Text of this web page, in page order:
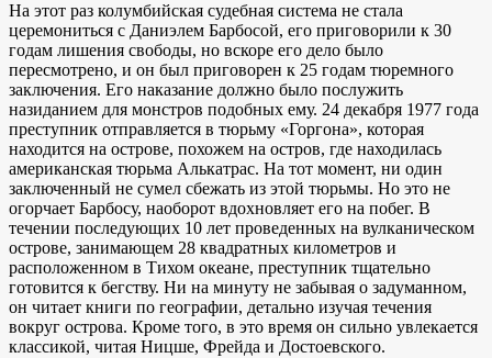
На этот раз колумбийская судебная система не стала
церемониться с Даниэлем Барбосой, его приговорили к 30
годам лишения свободы, но вскоре его дело было
пересмотрено, и он был приговорен к 25 годам тюремного
заключения. Его наказание должно было послужить
назиданием для монстров подобных ему. 24 декабря 1977 года
преступник отправляется в тюрьму «Горгона», которая
находится на острове, похожем на остров, где находилась
американская тюрьма Алькатрас. На тот момент, ни один
заключенный не сумел сбежать из этой тюрьмы. Но это не
огорчает Барбосу, наоборот вдохновляет его на побег. В
течении последующих 10 лет проведенных на вулканическом
острове, занимающем 28 квадратных километров и
расположенном в Тихом океане, преступник тщательно
готовится к бегству. Ни на минуту не забывая о задуманном,
он читает книги по географии, детально изучая течения
вокруг острова. Кроме того, в это время он сильно увлекается
классикой, читая Ницше, Фрейда и Достоевского.